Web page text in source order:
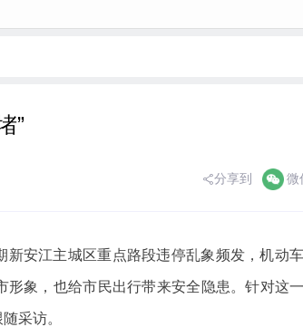
”
分享到 微
安江主城区重点路段违停乱象频发，机动
象，也给市民出行带来安全隐患。针对这
采访。